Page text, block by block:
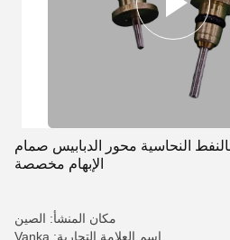
النحاسية محور الدبابيس صمام
الإبهام مخصصة
مكان المنشأ: الصين
اسم العلامة التجارية: Vanka